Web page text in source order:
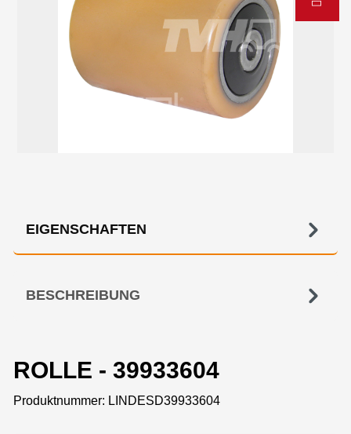
EIGENSCHAFTEN
BESCHREIBUNG
ROLLE - 39933604
Produktnummer: LINDESD39933604